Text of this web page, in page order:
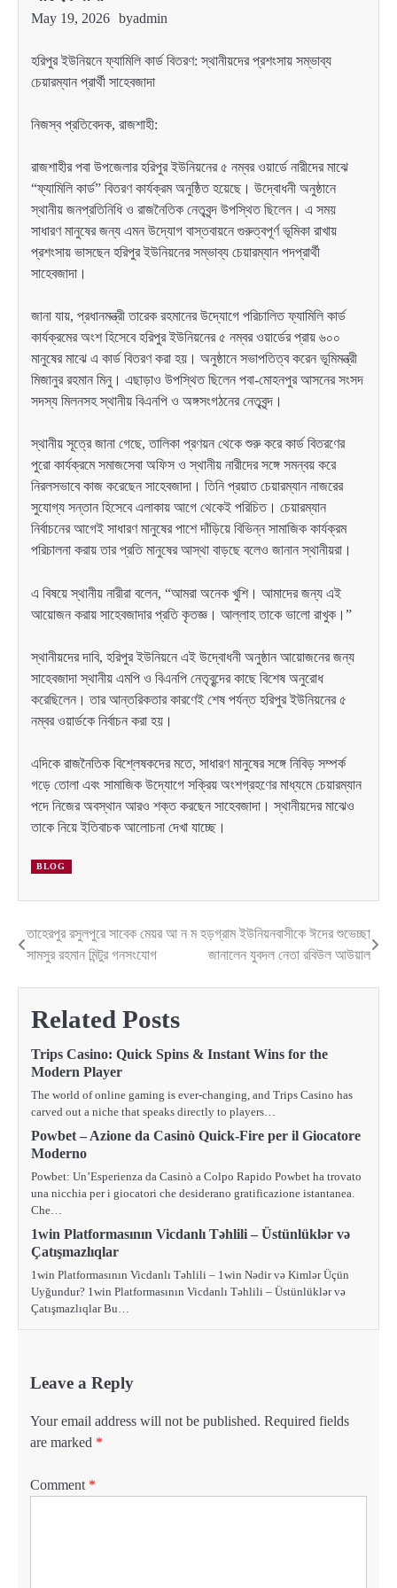
May 19, 2026 byadmin
হরিপুর ইউনিয়নে ফ্যামিলি কার্ড বিতরণ: স্থানীয়দের প্রশংসায় সম্ভাব্য
চেয়ারম্যান প্রার্থী সাহেবজাদা
নিজস্ব প্রতিবেদক, রাজশাহী:
রাজশাহীর পবা উপজেলার হরিপুর ইউনিয়নের ৫ নম্বর ওয়ার্ডে নারীদের মাঝে
“ফ্যামিলি কার্ড” বিতরণ কার্যক্রম অনুষ্ঠিত হয়েছে। উদ্বোধনী অনুষ্ঠানে
স্থানীয় জনপ্রতিনিধি ও রাজনৈতিক নেতৃবৃন্দ উপস্থিত ছিলেন। এ সময়
সাধারণ মানুষের জন্য এমন উদ্যোগ বাস্তবায়নে গুরুত্বপূর্ণ ভূমিকা রাখায়
প্রশংসায় ভাসছেন হরিপুর ইউনিয়নের সম্ভাব্য চেয়ারম্যান পদপ্রার্থী
সাহেবজাদা।
জানা যায়, প্রধানমন্ত্রী তারেক রহমানের উদ্যোগে পরিচালিত ফ্যামিলি কার্ড
কার্যক্রমের অংশ হিসেবে হরিপুর ইউনিয়নের ৫ নম্বর ওয়ার্ডের প্রায় ৬০০
মানুষের মাঝে এ কার্ড বিতরণ করা হয়। অনুষ্ঠানে সভাপতিত্ব করেন ভূমিমন্ত্রী
মিজানুর রহমান মিনু। এছাড়াও উপস্থিত ছিলেন পবা-মোহনপুর আসনের সংসদ
সদস্য মিলনসহ স্থানীয় বিএনপি ও অঙ্গসংগঠনের নেতৃবৃন্দ।
স্থানীয় সূত্রে জানা গেছে, তালিকা প্রণয়ন থেকে শুরু করে কার্ড বিতরণের
পুরো কার্যক্রমে সমাজসেবা অফিস ও স্থানীয় নারীদের সঙ্গে সমন্বয় করে
নিরলসভাবে কাজ করেছেন সাহেবজাদা। তিনি প্রয়াত চেয়ারম্যান নাজরের
সুযোগ্য সন্তান হিসেবে এলাকায় আগে থেকেই পরিচিত। চেয়ারম্যান
নির্বাচনের আগেই সাধারণ মানুষের পাশে দাঁড়িয়ে বিভিন্ন সামাজিক কার্যক্রম
পরিচালনা করায় তার প্রতি মানুষের আস্থা বাড়ছে বলেও জানান স্থানীয়রা।
এ বিষয়ে স্থানীয় নারীরা বলেন, “আমরা অনেক খুশি। আমাদের জন্য এই
আয়োজন করায় সাহেবজাদার প্রতি কৃতজ্ঞ। আল্লাহ তাকে ভালো রাখুক।”
স্থানীয়দের দাবি, হরিপুর ইউনিয়নে এই উদ্বোধনী অনুষ্ঠান আয়োজনের জন্য
সাহেবজাদা স্থানীয় এমপি ও বিএনপি নেতৃবৃন্দের কাছে বিশেষ অনুরোধ
করেছিলেন। তার আন্তরিকতার কারণেই শেষ পর্যন্ত হরিপুর ইউনিয়নের ৫
নম্বর ওয়ার্ডকে নির্বাচন করা হয়।
এদিকে রাজনৈতিক বিশ্লেষকদের মতে, সাধারণ মানুষের সঙ্গে নিবিড় সম্পর্ক
গড়ে তোলা এবং সামাজিক উদ্যোগে সক্রিয় অংশগ্রহণের মাধ্যমে চেয়ারম্যান
পদে নিজের অবস্থান আরও শক্ত করছেন সাহেবজাদা। স্থানীয়দের মাঝেও
তাকে নিয়ে ইতিবাচক আলোচনা দেখা যাচ্ছে।
BLOG
Post
navigation
তাহেরপুর রসুলপুরে সাবেক মেয়র আ ন ম
সামসুর রহমান মিন্টুর গনসংযোগ
হড়গ্রাম ইউনিয়নবাসীকে ঈদের শুভেচ্ছা
জানালেন যুবদল নেতা রবিউল আউয়াল
Related Posts
Trips Casino: Quick Spins & Instant Wins for the
Modern Player
The world of online gaming is ever‑changing, and Trips Casino has
carved out a niche that speaks directly to players…
Powbet – Azione da Casinò Quick‑Fire per il Giocatore
Moderno
Powbet: Un’Esperienza da Casinò a Colpo Rapido Powbet ha trovato
una nicchia per i giocatori che desiderano gratificazione istantanea.
Che…
1win Platformasının Vicdanlı Təhlili – Üstünlüklər və
Çatışmazlıqlar
1win Platformasının Vicdanlı Təhlili – 1win Nədir və Kimlər Üçün
Uyğundur? 1win Platformasının Vicdanlı Təhlili – Üstünlüklər və
Çatışmazlıqlar Bu…
Leave a Reply
Your email address will not be published. Required fields
are marked *
Comment *